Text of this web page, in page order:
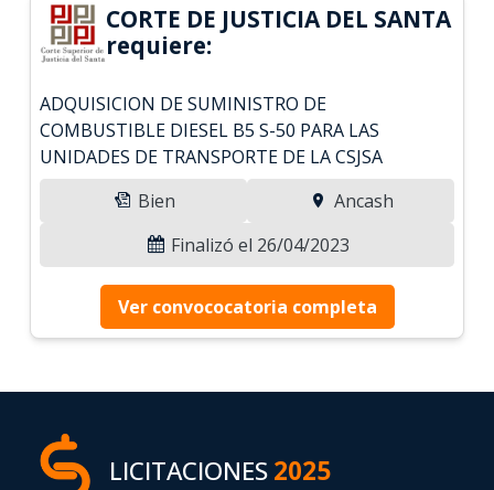
CORTE DE JUSTICIA DEL SANTA
requiere:
ADQUISICION DE SUMINISTRO DE
COMBUSTIBLE DIESEL B5 S-50 PARA LAS
UNIDADES DE TRANSPORTE DE LA CSJSA
Bien
Ancash
Finalizó el 26/04/2023
Ver convococatoria completa
LICITACIONES2025